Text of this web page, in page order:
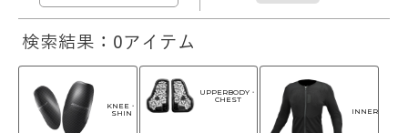
検索結果：0アイテム
KNEE・
SHIN
UPPERBODY・
CHEST
INNER